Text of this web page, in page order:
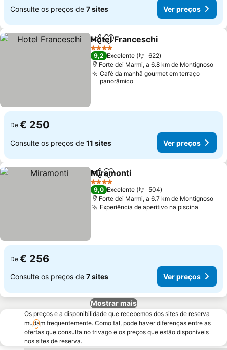
Consulte os preços de 7 sites Ver preços
PartilharAdicionar aos favoritos
Hotel Franceschi
4 Estrelas
9,2 Excelente
622
Forte dei Marmi, a 6.8 km de Montignoso
Café da manhã gourmet em terraço
panorâmico
De € 250
Consulte os preços de 11 sites Ver preços
PartilharAdicionar aos favoritos
Miramonti
4 Estrelas
9,0 Excelente
504
Forte dei Marmi, a 6.7 km de Montignoso
Experiência de aperitivo na piscina
De € 256
Consulte os preços de 7 sites Ver preços
Mostrar mais
Os preços e a disponibilidade que recebemos dos sites de reserva
mudam frequentemente. Como tal, pode haver diferenças entre as
ofertas que consulta no trivago e os preços que estão disponíveis
nos sites de reserva.